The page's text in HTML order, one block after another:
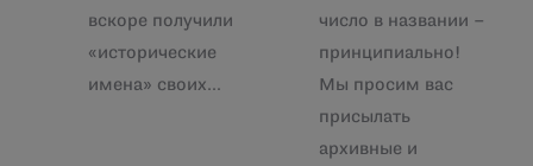
вскоре получили
«исторические
имена» своих…
число в названии –
принципиально!
Мы просим вас
присылать
архивные и